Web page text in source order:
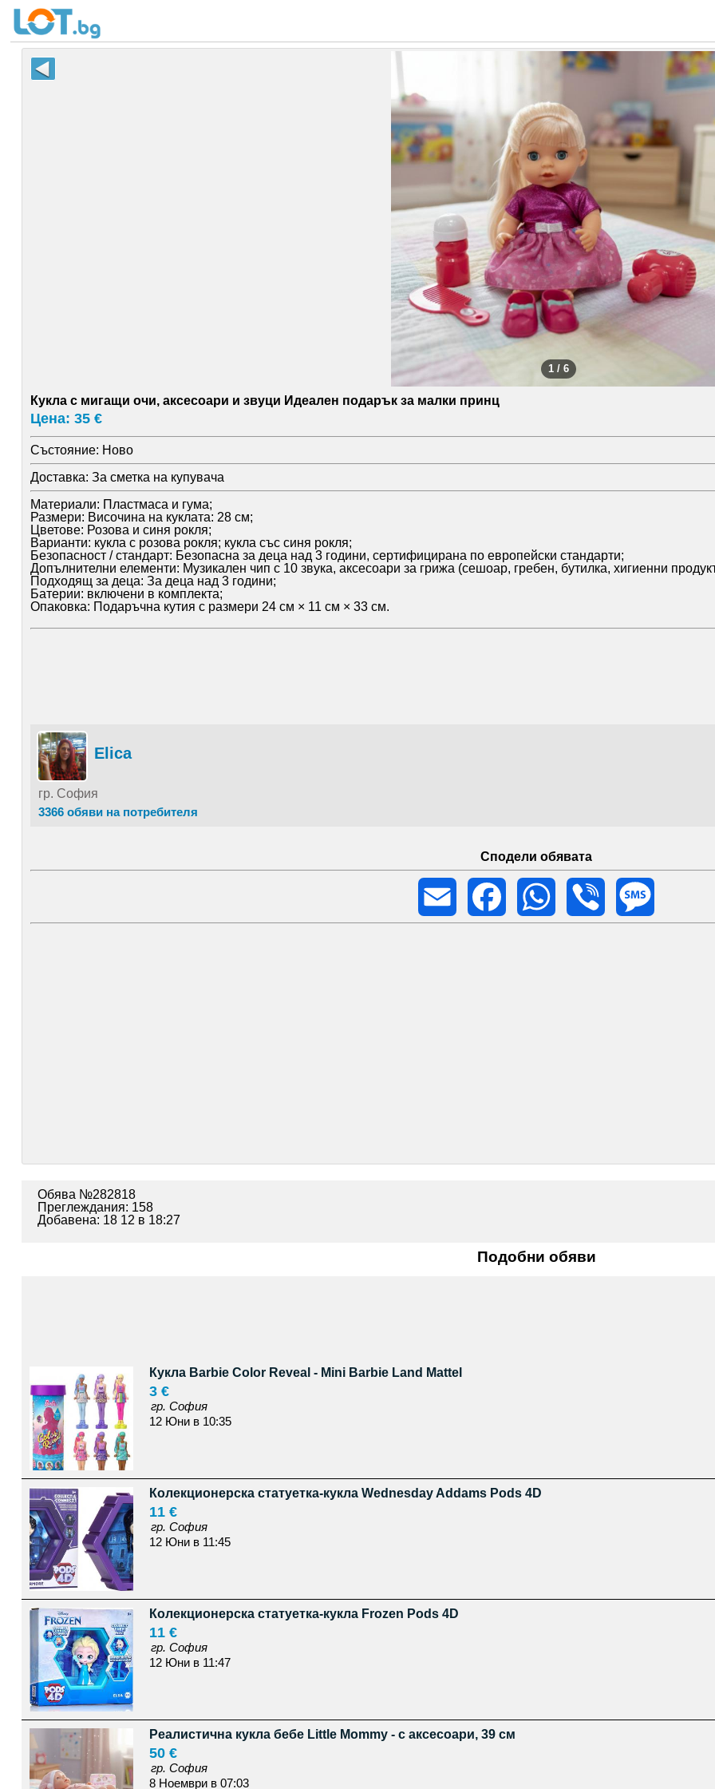
1 / 6
Кукла с мигащи очи, аксесоари и звуци Идеален подарък за малки принц
Цена: 35 €
Състояние: Ново
Доставка: За сметка на купувача
Материали: Пластмаса и гума;
Размери: Височина на куклата: 28 см;
Цветове: Розова и синя рокля;
Варианти: кукла с розова рокля; кукла със синя рокля;
Безопасност / стандарт: Безопасна за деца над 3 години, сертифицирана по европейски стандарти;
Допълнителни елементи: Музикален чип с 10 звука, аксесоари за грижа (сешоар, гребен, бутилка, хигиенни
Подходящ за деца: За деца над 3 години;
Батерии: включени в комплекта;
Опаковка: Подаръчна кутия с размери 24 см × 11 см × 33 см.
Elica
гр. София
3366 обяви на потребителя
Сподели обявата
Email
Facebook WhatsApp Viber
Обява №282818
Преглеждания: 158
Добавена: 18 12 в 18:27
Подобни обяви
Кукла Barbie Color Reveal - Mini Barbie Land Mattel
3 €
гр. София
12 Юни в 10:35
Колекционерска статуетка-кукла Wednesday Addams Pods 4D
11 €
гр. София
12 Юни в 11:45
Колекционерска статуетка-кукла Frozen Pods 4D
11 €
гр. София
12 Юни в 11:47
Реалистична кукла бебе Little Mommy - с аксесоари, 39 см
50 €
гр. София
8 Ноември в 07:03